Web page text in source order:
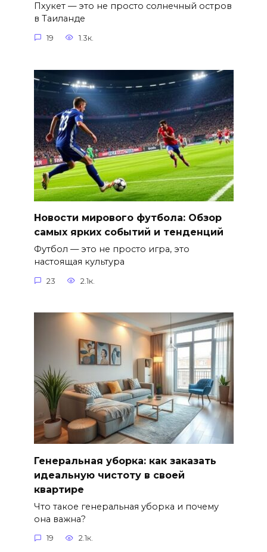
Пхукет — это не просто солнечный остров
в Таиланде
19 1.3к.
Новости мирового футбола: Обзор
самых ярких событий и тенденций
Футбол — это не просто игра, это
настоящая культура
23 2.1к.
Генеральная уборка: как заказать
идеальную чистоту в своей
квартире
Что такое генеральная уборка и почему
она важна?
19 2.1к.